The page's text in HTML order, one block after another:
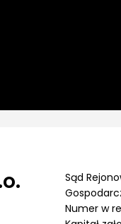
Sąd
Numer w